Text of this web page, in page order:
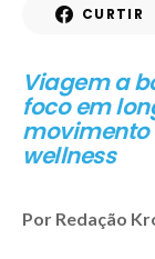
CURTIR
Viagem a
foco em
movimento
wellness
Por Redação